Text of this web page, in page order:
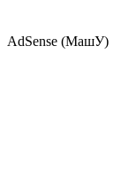
AdSense (МашУ)